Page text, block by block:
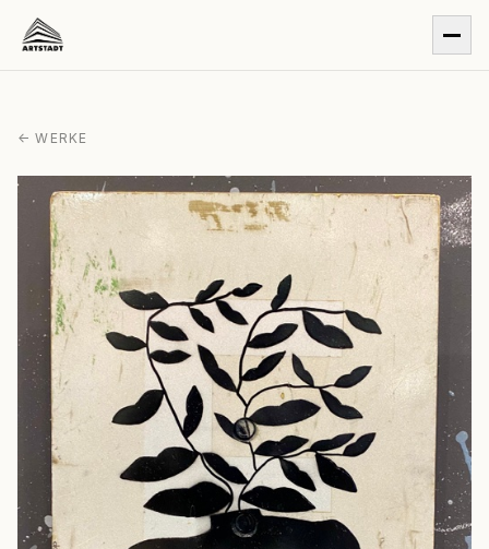
← WERKE